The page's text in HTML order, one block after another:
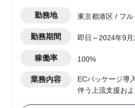
勤務地
東京都港区 / フ
勤務期間 即日～2024年9
稼働率 100%
業務内容
ECパッケージ導
伴う上流支援お